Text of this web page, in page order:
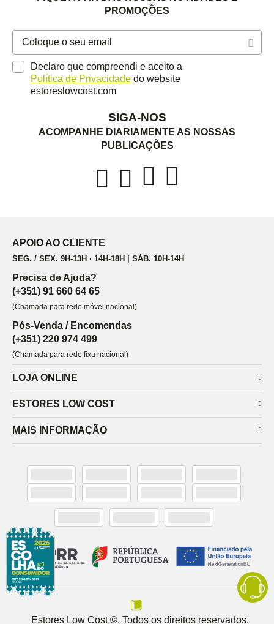
PROMOÇÕES
Declaro que compreendi e aceito a
Política de Privacidade do website
estoreslowcost.com
SIGA-NOS
ACOMPANHE DIARIAMENTE AS NOSSAS
PUBLICAÇÕES
APOIO AO CLIENTE
SEG. / SEX. 9H-13H · 14H-18H | SÁB. 10H-14H
Precisa de Ajuda?
(+351) 91 660 64 65
(Chamada para rede móvel nacional)
Pós-Venda / Encomendas
(+351) 220 974 499
(Chamada para rede fixa nacional)
LOJA ONLINE
ESTORES LOW COST
MAIS INFORMAÇÃO
Estores Low Cost ©. Todos os direitos reservados.